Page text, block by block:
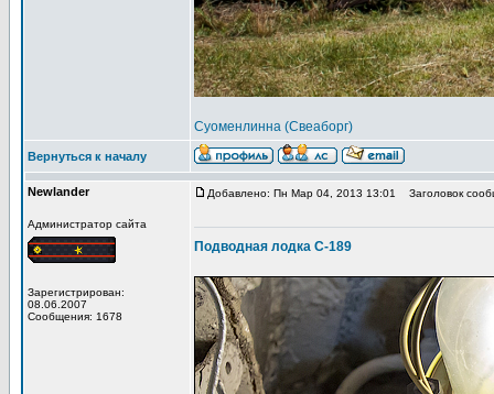
Суоменлинна (Свеаборг)
Вернуться к началу
Newlander
Администратор сайта
Зарегистрирован:
08.06.2007
Сообщения: 1678
Добавлено: Пн Мар 04, 2013 13:01 Заголовок
Подводная лодка С-189